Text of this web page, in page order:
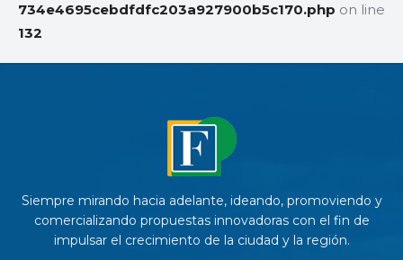
734e4695cebdfdfc203a927900b5c170.php on line
132
Siempre mirando hacia adelante, ideando, promoviendo y
comercializando propuestas innovadoras con el fin de
impulsar el crecimiento de la ciudad y la región.